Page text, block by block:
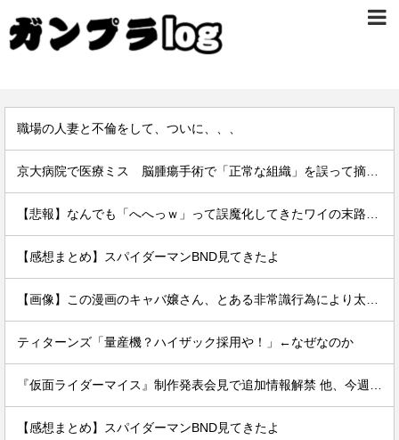
職場の人妻と不倫をして、ついに、、、
【感想まとめ】スパイダーマンBND見てきたよ
ティターンズ「量産機？ハイザック採用や！」←なぜなのか
【感想まとめ】スパイダーマンBND見てきたよ